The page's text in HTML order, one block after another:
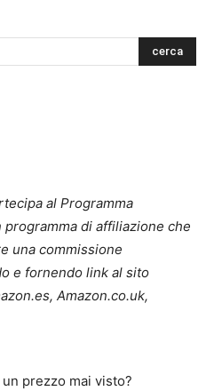
cerca
al Programma
programma di affiliazione che
una commissione
e fornendo link al sito
Amazon.co.uk,
prezzo mai visto?